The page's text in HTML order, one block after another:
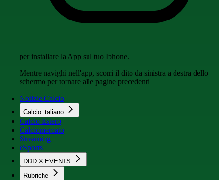
per installare la App sul tuo Iphone.
Mentre navighi nell'app, scorri il dito da sinistra a destra dello
schermo per tornare alle pagine precedenti
Notizie Calcio
Calcio Italiano
Calcio Estero
Calciomercato
Streaming
eSports
DDD X EVENTS
Rubriche